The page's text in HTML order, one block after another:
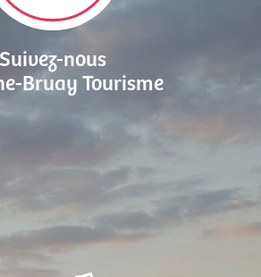
Suivez-nous
Bruay Tourisme